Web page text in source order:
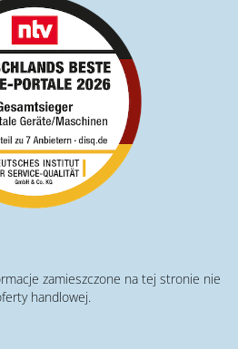
zamieszczone na tej stronie nie
handlowej.